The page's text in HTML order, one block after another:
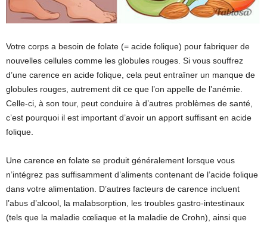
Votre corps a besoin de folate (= acide folique) pour fabriquer de
nouvelles cellules comme les globules rouges. Si vous souffrez
d’une carence en acide folique, cela peut entraîner un manque de
globules rouges, autrement dit ce que l’on appelle de l’anémie.
Celle-ci, à son tour, peut conduire à d’autres problèmes de santé,
c’est pourquoi il est important d’avoir un apport suffisant en acide
folique.
Une carence en folate se produit généralement lorsque vous
n’intégrez pas suffisamment d’aliments contenant de l’acide folique
dans votre alimentation. D’autres facteurs de carence incluent
l’abus d’alcool, la malabsorption, les troubles gastro-intestinaux
(tels que la maladie cœliaque et la maladie de Crohn), ainsi que